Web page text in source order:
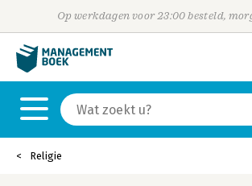
Op werkdagen voor 23:00 besteld,
Religie